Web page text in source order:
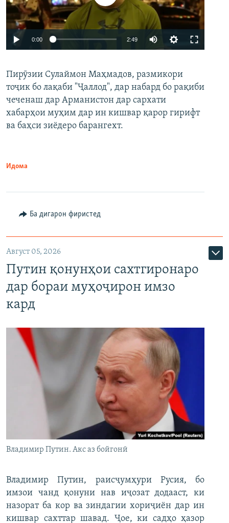
Auto 240p 360p 480p
720p 1080p
0:00 2:49
360p
480p
Пирӯзии Сулаймон Маҳмадов, размикори
тоҷик бо лақаби "Ҷаллод", дар набард бо рақиби
чеченаш дар Арманистон дар сархати
хабарҳои муҳим дар ин кишвар қарор гирифт
ва баҳси зиёдеро барангехт.
Идома
Ба дигарон фиристед
Август 05, 2026
Путин қонунҳои сахтгиронаро
дар бораи муҳоҷирон имзо
кард
Владимир Путин. Акс аз бойгонӣ
Владимир Путин, раисҷумҳури Русия, бо
имзои чанд қонуни нав иҷозат додааст, ки
назорат ба кор ва зиндагии хориҷиён дар ин
кишвар сахттар шавад. Ҷое, ки садҳо ҳазор